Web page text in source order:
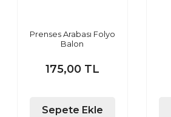
Prenses Arabası Folyo
Balon
175,00 TL
Sepete Ekle